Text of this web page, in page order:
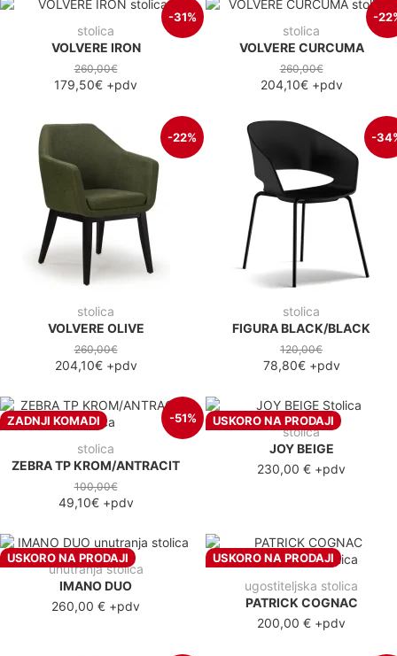
-31%
stolica
VOLVERE IRON
260,00€
179,50€ +pdv
-
stolica
VOLVERE CURCUMA
260,00€
204,10€+pdv
-22%
stolica
VOLVERE OLIVE
260,00€
204,10€+pdv
-
stolica
FIGURA BLACK/BLACK
120,00€
78,80€+pdv
ZADNJI KOMADI -51%
stolica
ZEBRA TP KROM/ANTRACIT
100,00€
49,10€+pdv
USKORO NA PRODAJI
stolica
JOY BEIGE
230,00 € +pdv
USKORO NA PRODAJI
unutranja stolica
IMANO DUO
260,00 € +pdv
USKORO NA PRODAJI
ugostiteljska stolica
PATRICK COGNAC
200,00 € +pdv